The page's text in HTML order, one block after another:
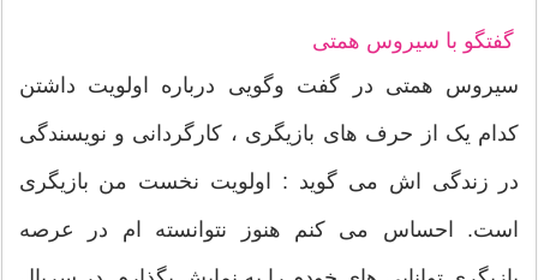
گفتگو با سیروس همتی
سیروس همتی در گفت‌ وگویی درباره اولویت داشتن
کدام یک از حرف های بازیگری ، کارگردانی و نویسندگی
در زندگی اش می گوید : اولویت نخست من بازیگری
است. احساس می‌ کنم هنوز نتوانسته ام در عرصه